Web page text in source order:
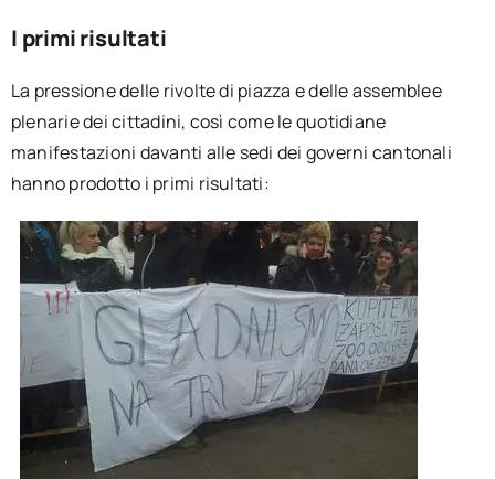
I primi risultati
La pressione delle rivolte di piazza e delle assemblee
plenarie dei cittadini, così come le quotidiane
manifestazioni davanti alle sedi dei governi cantonali
hanno prodotto i primi risultati: